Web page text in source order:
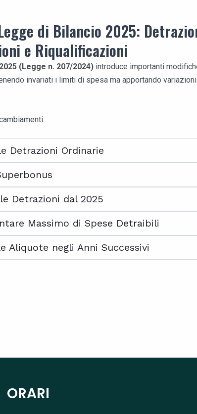
di Bilancio 2025:
e Riqualificazioni
(Legge n. 207/2024) introduce importanti
invariati i limiti di spesa ma apportando
Detrazioni Ordinarie
Detrazioni dal 2025
Massimo di Spese Detraibili
Aliquote negli Anni Successivi
ORARI